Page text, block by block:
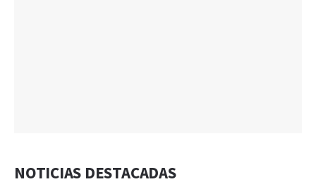
NOTICIAS DESTACADAS